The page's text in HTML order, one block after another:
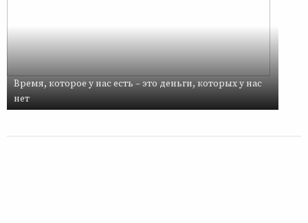
Время, которое у нас есть – это деньги, которых у нас
нет